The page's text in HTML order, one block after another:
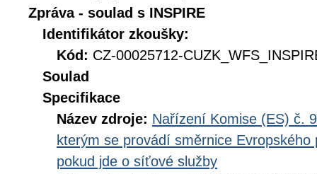
Zpráva - soulad s INSPIRE
Identifikátor zkoušky:
Kód: CZ-00025712-
Soulad
Specifikace
Název zdroje: Nařízení Komise (ES) č.
kterým se provádí směrnice
pokud jde o síťové služby